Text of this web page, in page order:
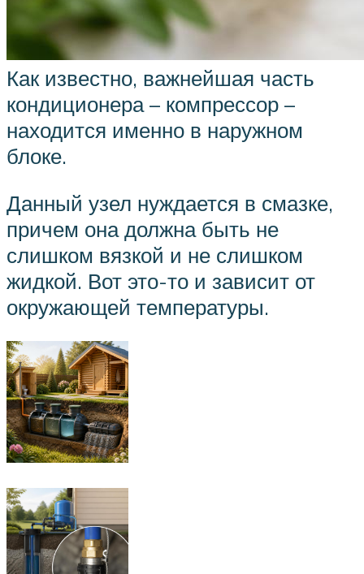
Как известно, важнейшая часть
кондиционера – компрессор –
находится именно в наружном
блоке.
Данный узел нуждается в смазке,
причем она должна быть не
слишком вязкой и не слишком
жидкой. Вот это-то и зависит от
окружающей температуры.